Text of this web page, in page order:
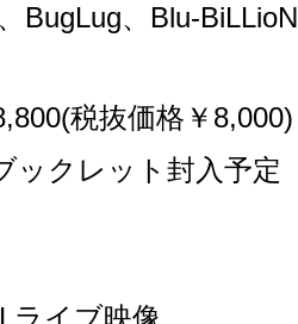
BugLug、 Blu-BiLLioN
税抜価格￥ 8,000)
ックレット封入予定